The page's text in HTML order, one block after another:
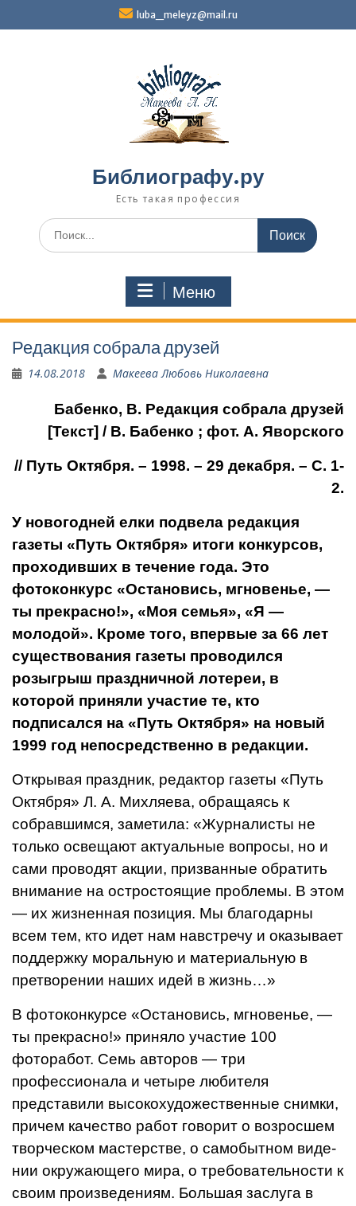
luba_meleyz@mail.ru
Библиографу.ру
Есть такая профессия
Поиск
по:
Меню
Редакция собрала друзей
14.08.2018 Макеева Любовь Николаевна
Бабенко, В. Редакция собрала друзей
[Текст] / В. Бабенко ; фот. А. Яворского
// Путь Октября. – 1998. – 29 декабря. – С. 1-
2.
У новогодней елки подвела редакция
газеты «Путь Октября» ито­ги конкурсов,
проходивших в течение года. Это
фотоконкурс «Ос­тановись, мгновенье, —
ты прекрасно!», «Моя семья», «Я —
молодой». Кроме того, впервые за 66 лет
существования газеты проводился
розыгрыш праздничной лотереи, в
которой приняли участие те, кто
подписался на «Путь Октября» на новый
1999 год непосредственно в редакции.
Открывая праздник, редак­тор газеты «Путь
Октября» Л. А. Михляева, обращаясь к
собрав­шимся, заметила: «Журналисты не
только освещают актуальные вопро­сы, но и
сами проводят акции, при­званные обратить
внимание на ост­ростоящие проблемы. В этом
— их жизненная позиция. Мы благодарны
всем тем, кто идет нам навстречу и оказывает
поддержку моральную и материальную в
претворении наших идей в жизнь…»
В фотоконкурсе «Остановись, мгновенье, —
ты прекрасно!» приняло участие 100
фоторабот. Семь авто­ров — три
профессионала и четыре любителя
представили высокохудо­жественные снимки,
причем качество работ говорит о возросшем
творчес­ком мастерстве, о самобытном виде­
нии окружающего мира, о требова­тельности к
своим произведениям. Большая заслуга в